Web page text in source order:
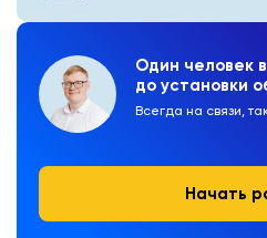
Один человек
до установки
Всегда на связи,
Начать